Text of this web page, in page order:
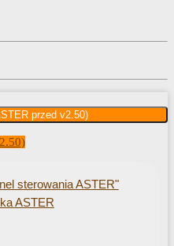
przed v2.50)
sterowania ASTER"
ASTER